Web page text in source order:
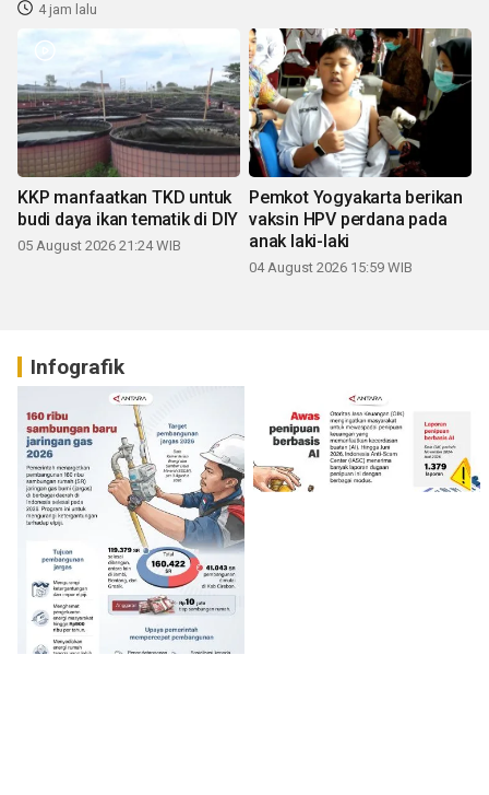
4 jam lalu
KKP manfaatkan TKD untuk
budi daya ikan tematik di DIY
05 August 2026 21:24 WIB
Pemkot Yogyakarta berikan
vaksin HPV perdana pada
anak laki-laki
04 August 2026 15:59 WIB
Infografik